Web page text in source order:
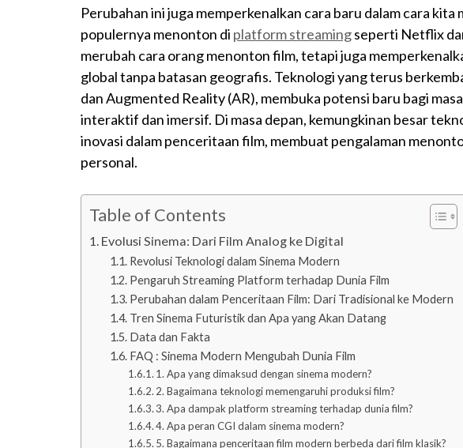
Perubahan ini juga memperkenalkan cara baru dalam cara
populernya menonton di platform streamingseperti Netflix
merubah cara orang menonton film, tetapi juga
global tanpa batasan geografis. Teknologi yang terus
dan Augmented Reality (AR), membuka potensi baru bagi
interaktif dan imersif. Di masa depan, kemungkinan besar
inovasi dalam penceritaan film, membuat pengalaman
personal.
Table of Contents
Evolusi Sinema: Dari Film Analog ke Digital
Revolusi Teknologi dalam Sinema Modern
Pengaruh Streaming Platform terhadap Dunia Film
Perubahan dalam Penceritaan Film: Dari Tradisional ke Modern
Tren Sinema Futuristik dan Apa yang Akan Datang
Data dan Fakta
FAQ : Sinema Modern Mengubah Dunia Film
1. Apa yang dimaksud dengan sinema modern?
2. Bagaimana teknologi memengaruhi produksi film?
3. Apa dampak platform streaming terhadap dunia film?
4. Apa peran CGI dalam sinema modern?
5. Bagaimana penceritaan film modern berbeda dari film klasik?